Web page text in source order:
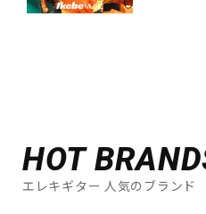
HOT
エレキギター 人気のブランド